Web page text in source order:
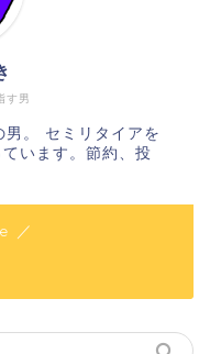
す男
。 セミリタイアを
います。節約、投
／